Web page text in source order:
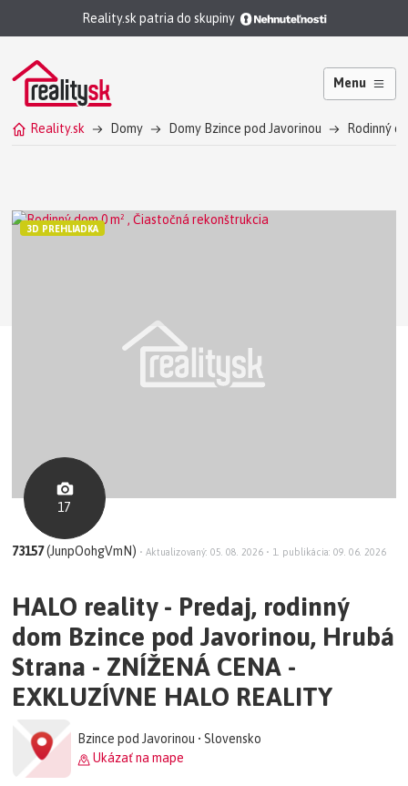
Reality.sk patria do skupiny
Menu
Reality.sk Domy Domy Bzince pod Javorinou Rodinný
3D PREHLIADKA
17
73157(JunpOohgVmN) • Aktualizovaný: 05. 08. 2026 • 1. publikácia: 09. 06. 2026
HALO reality - Predaj, rodinný
dom Bzince pod Javorinou, Hrubá
Strana - ZNÍŽENÁ CENA -
EXKLUZÍVNE HALO REALITY
Bzince pod Javorinou • Slovensko
Ukázať na mape